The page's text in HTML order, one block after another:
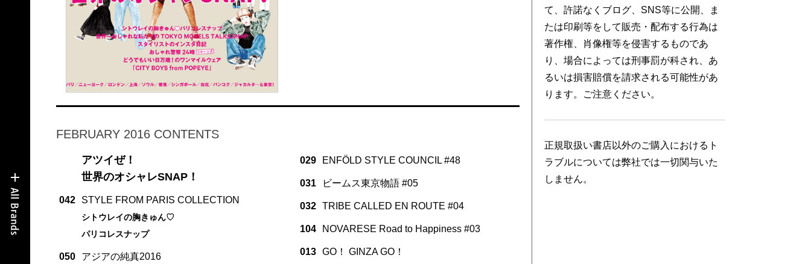
FEBRUARY 2016 CONTENTS
アツイぜ！
世界のオシャレSNAP！
042 STYLE FROM PARIS COLLECTION
シトウレイの胸きゅん♡
パリコレスナップ
050 アジアの純真2016
029 ENFÖLD STYLE COUNCIL #48
031 ビームス東京物語 #05
032 TRIBE CALLED EN ROUTE #04
104 NOVARESE Road to Happiness #03
013 GO！ GINZA GO！
て、許諾なくブログ、SNS等に公開、ま
たは印刷等をして販売・配布する行為は
著作権、肖像権等を侵害するものであ
り、場合によっては刑事罰が科され、あ
るいは損害賠償を請求される可能性があ
ります。ご注意ください。
正規取扱い書店以外のご購入におけるト
ラブルについては弊社では一切関与いた
しません。